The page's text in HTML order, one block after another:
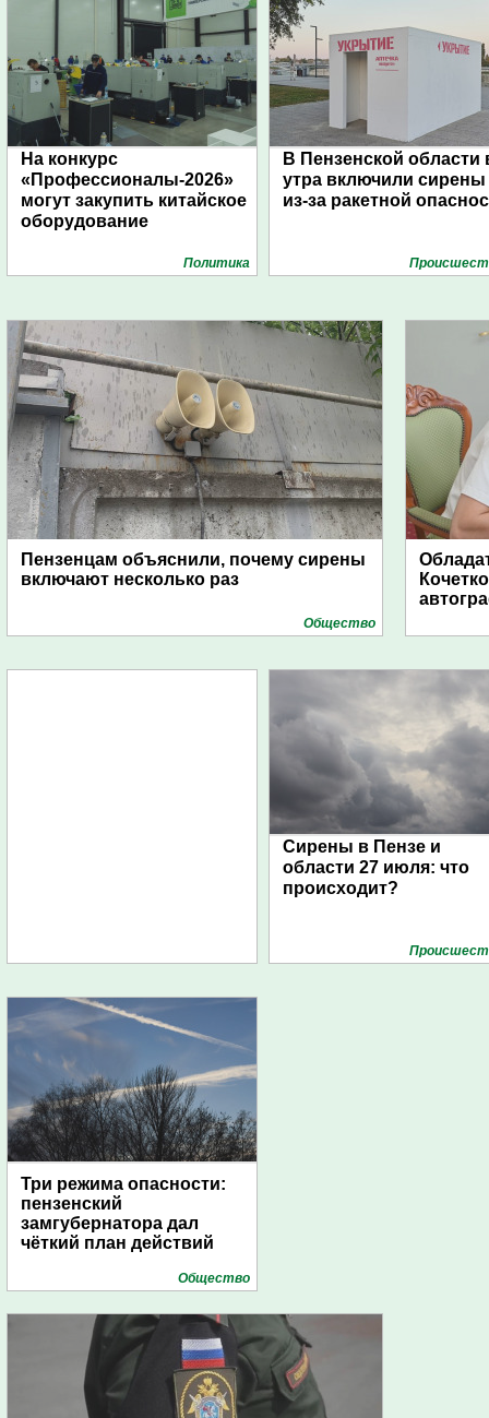
На конкурс
«Профессионалы-2026»
могут закупить китайское
оборудование
Политика
В Пензенской области
утра включили сирены
из-за ракетной
Пензенцам объяснили, почему сирены
включают несколько раз
Общество
Сирены в Пензе и
области 27 июля: что
происходит?
Три режима опасности:
пензенский
замгубернатора дал
чёткий план действий
Общество